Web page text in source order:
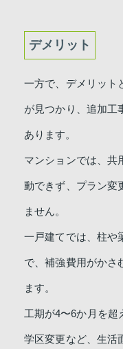
デメリット
一方で、デメリット
が見つかり、追加工
あります。
マンションでは、共
動できず、プラン変
ません。
一戸建てでは、柱や
で、補強費用がかさ
ます。
工期が4〜6か月を超
学区変更など、生活